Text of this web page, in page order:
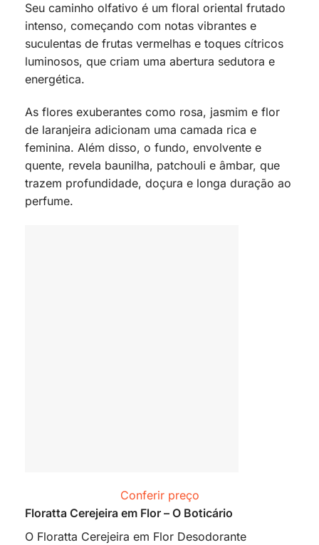
Seu caminho olfativo é um floral oriental frutado
intenso, começando com notas vibrantes e
suculentas de frutas vermelhas e toques cítricos
luminosos, que criam uma abertura sedutora e
energética.
As flores exuberantes como rosa, jasmim e flor
de laranjeira adicionam uma camada rica e
feminina. Além disso, o fundo, envolvente e
quente, revela baunilha, patchouli e âmbar, que
trazem profundidade, doçura e longa duração ao
perfume.
Conferir preço
Floratta Cerejeira em Flor – O Boticário
O Floratta Cerejeira em Flor Desodorante